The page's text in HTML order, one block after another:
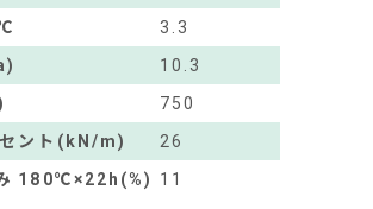
3.3
10.3
750
ント(kN/m)
26
180℃×22h(%)
11